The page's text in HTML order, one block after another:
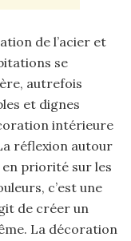
de l’acier et
se
autrefois
et dignes
intérieure
réflexion autour
priorité sur les
c’est une
de créer un
La décoration